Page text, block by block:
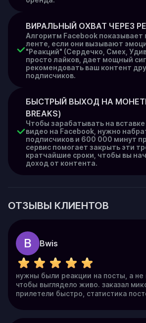
ВИРАЛЬНЫЙ ОХВАТ ЧЕРЕЗ
Алгоритм Facebook
ленте, если они вызывают
"Реакций" (Сердечко, Смех,
просто лайков, дает мощный
рекомендовать ваш контент
подписчиков.
БЫСТРЫЙ ВЫХОД НА
BREAKS)
Чтобы зарабатывать на
видео на Facebook, нужно
подписчиков и 600 000 минут
сервис помогает закрыть эти
кратчайшие сроки, чтобы вы
доход от контента.
ОТЗЫВЫ КЛИЕНТОВ
B Bwis
нужны были реакции на посты, а не
чтобы выглядело живо. заказал
прилетели быстро, статистика